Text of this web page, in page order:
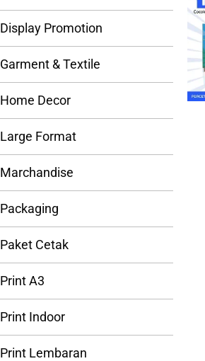
Display Promotion
Garment & Textile
Home Decor
Large Format
Marchandise
Packaging
Paket Cetak
Print A3
Print Indoor
Print Lembaran